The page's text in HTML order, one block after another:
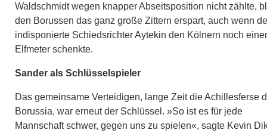
Waldschmidt wegen knapper Abseitsposition nicht zählte,
den Borussen das ganz große Zittern erspart, auch wenn
indisponierte Schiedsrichter Aytekin den Kölnern noch
Elfmeter schenkte.
Sander als Schlüsselspieler
Das gemeinsame Verteidigen, lange Zeit die Achillesferse
Borussia, war erneut der Schlüssel. »So ist es für jede
Mannschaft schwer, gegen uns zu spielen«, sagte Kevin